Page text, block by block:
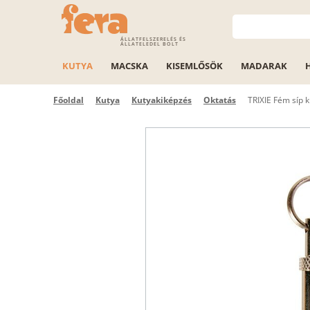
ÁLLATFELSZERELÉS ÉS
ÁLLATELEDEL BOLT
KUTYA MACSKA KISEMLŐSÖK MADARAK
Főoldal Kutya Kutyakiképzés Oktatás TRIXIE Fém síp